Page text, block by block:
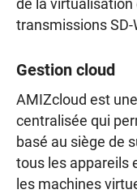
de la virtualisation
transmissions SD-
Gestion cloud
AMIZcloud est
centralisée qui
basé au siège de
tous les appareils
les machines